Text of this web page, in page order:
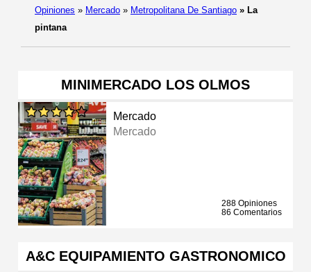
Opiniones » Mercado » Metropolitana De Santiago » La
pintana
MINIMERCADO LOS OLMOS
Mercado
Mercado
288 Opiniones
86 Comentarios
A&C EQUIPAMIENTO GASTRONOMICO